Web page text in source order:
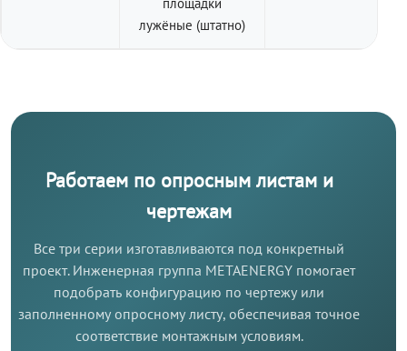
лужёные (штатно)
Работаем по опросным листам и
чертежам
Все три серии изготавливаются под конкретный
проект. Инженерная группа METAENERGY помогает
подобрать конфигурацию по чертежу или
заполненному опросному листу, обеспечивая точное
соответствие монтажным условиям.